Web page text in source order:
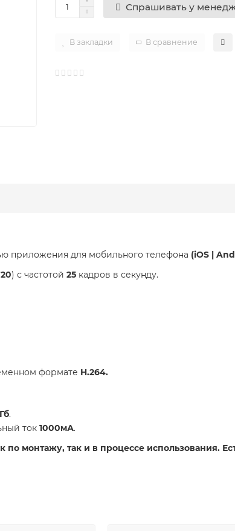
Спрашивать у
В закладки В сравнение
приложения для мобильного телефона (iOS |
) с частотой 25 кадров в секунду.
формате H.264.
.
ток 1000мА.
монтажу, так и в процессе использования.